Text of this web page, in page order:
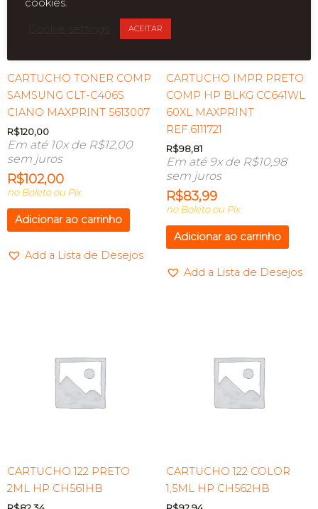
CARTUCHO TONER COMP
SAMSUNG CLT-C406S
CIANO MAXPRINT 5613007
R$120,00
Em até 10x de R$12,00
sem juros
R$102,00
no Boleto ou Pix
Adicionar ao carrinho
Add a Lista de Desejos
CARTUCHO IMPR PRETO
COMP HP BLKG CC641WL
60XL MAXPRINT
REF.6111721
R$98,81
Em até 9x de R$10,98
sem juros
R$83,99
no Boleto ou Pix
Adicionar ao carrinho
Add a Lista de Desejos
CARTUCHO 122 PRETO
2ML HP CH561HB
CARTUCHO 122 COLOR
1,5ML HP CH562HB
cookies.
ACEITAR